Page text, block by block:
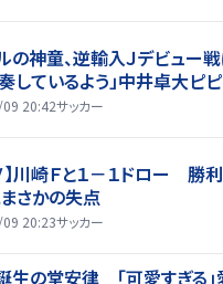
の神童、逆輸入Ｊデビュー
しているよう」中井卓大ピ
20:42サッカー
】川崎Ｆと１－１ドロー 勝
さかの失点
20:23サッカー
生の堂安律 「可愛すぎる」